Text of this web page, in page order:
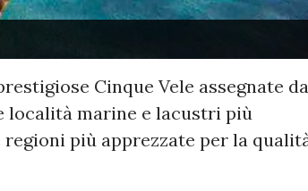
Cinque Vele assegnate da
località marine e lacustri più
più apprezzate per la